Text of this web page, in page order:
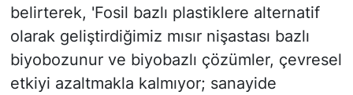
belirterek, 'Fosil bazlı plastiklere alternatif
olarak geliştirdiğimiz mısır nişastası bazlı
biyobozunur ve biyobazlı çözümler, çevresel
etkiyi azaltmakla kalmıyor; sanayide